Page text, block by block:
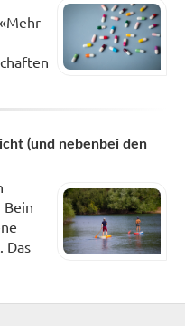
(und nebenbei den
Das